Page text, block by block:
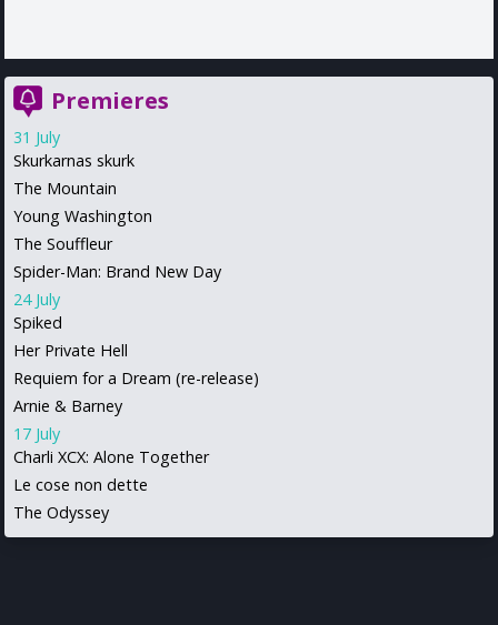
Premieres
31 July
Skurkarnas skurk
The Mountain
Young Washington
The Souffleur
Spider-Man: Brand New Day
24 July
Spiked
Her Private Hell
Requiem for a Dream (re-release)
Arnie & Barney
17 July
Charli XCX: Alone Together
Le cose non dette
The Odyssey